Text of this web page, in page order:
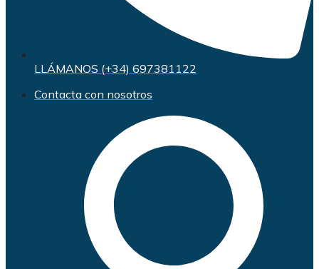
LLÁMANOS (+34) 697381122
Contacta con nosotros